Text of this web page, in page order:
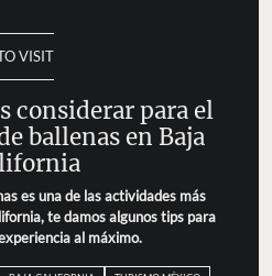
VISIT
considerar para el
ballenas en Baja
es una de las actividades más
te damos algunos tips para
al máximo.